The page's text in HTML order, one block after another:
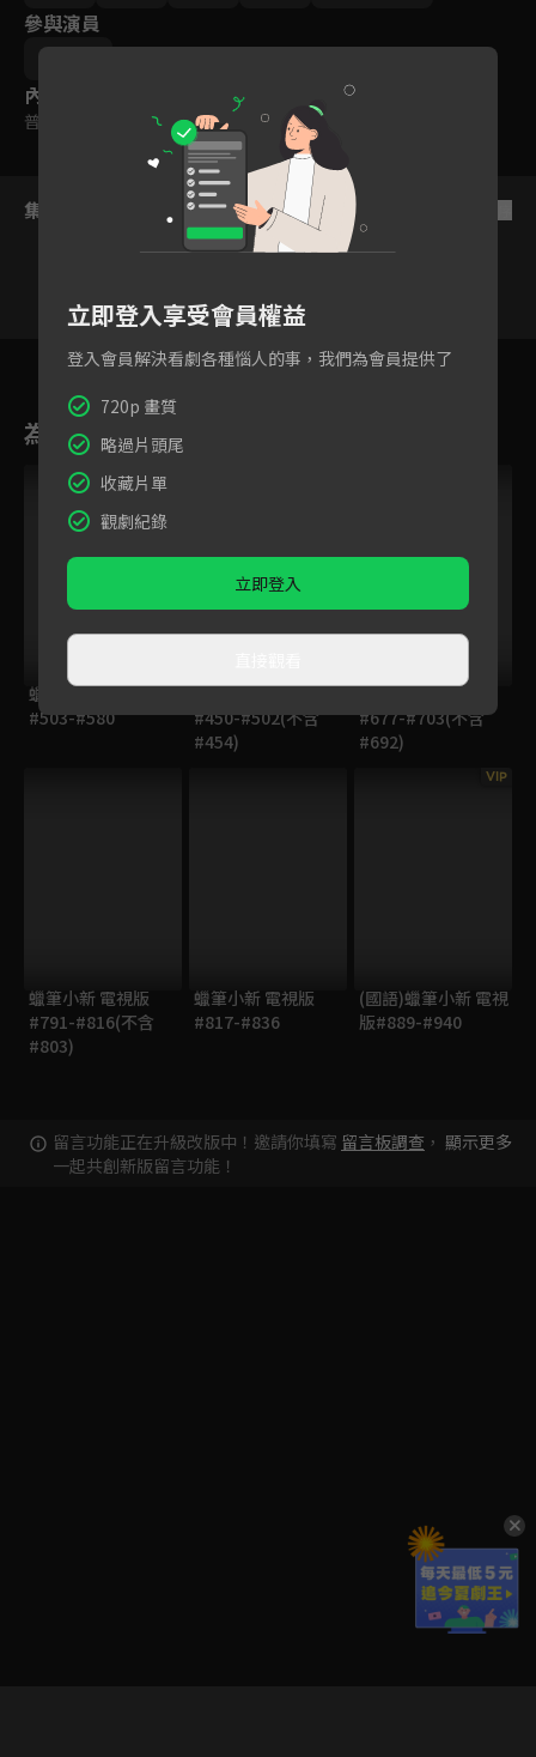
參與演員
內容標籤
普遍級
集數列表
65 66 67 68 69
為您推薦
蠟筆小新 電視版
#503-#580
蠟筆小新 電視版
#450-#502(不含
#454)
蠟筆小新 電視版
#677-#703(不含
#692)
蠟筆小新 電視版
#791-#816(不含
#803)
蠟筆小新 電視版
#817-#836
VIP
(國語)蠟筆小新 電視
版#889-#940
留言功能正在升級改版中！邀請你填寫 留言板調查 ，
一起共創新版留言功能！
顯示更多
立即登入享受會員權益
登入會員解決看劇各種惱人的事，我們為會員提供了
720p 畫質
略過片頭尾
收藏片單
觀劇紀錄
立即登入